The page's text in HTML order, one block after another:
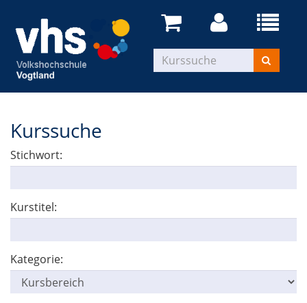
Kurssuche
Stichwort:
Kurstitel:
Kategorie: